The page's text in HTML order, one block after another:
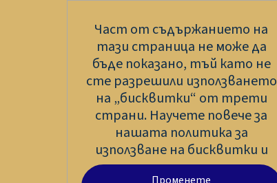
Част от съдържанието на
тази страница не може да
бъде показано, тъй като не
сте разрешили използването
на „бисквитки“ от трети
страни. Научете повече за
нашата политика за
използване на бисквитки и